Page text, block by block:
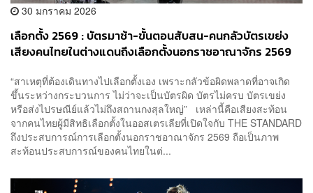
30 มกราคม 2026
เลือกตั้ง 2569 : บัตรมาช้า-ขั้นตอนสับสน-คนกลัวบัตรเขย่ง
เสียงคนไทยในต่างแดนถึงเลือกตั้งนอกราชอาณาจักร 2569
“สาเหตุที่ต้องเดินทางไปเลือกตั้งเอง เพราะกลัวข้อผิดพลาดที่อาจเกิด
ขึ้นระหว่างกระบวนการ ไม่ว่าจะเป็นบัตรผิด บัตรไม่ครบ บัตรเขย่ง
หรือส่งไปรษณีย์แล้วไม่ถึงสถานกงสุลใหญ่” เหล่านี้คือเสียงสะท้อน
จากคนไทยผู้มีสิทธิเลือกตั้งในออสเตรเลียที่เปิดใจกับ THE STANDARD
ถึงประสบการณ์การเลือกตั้งนอกราชอาณาจักร 2569 ถือเป็นภาพ
สะท้อนประสบการณ์ของคนไทยในต่...